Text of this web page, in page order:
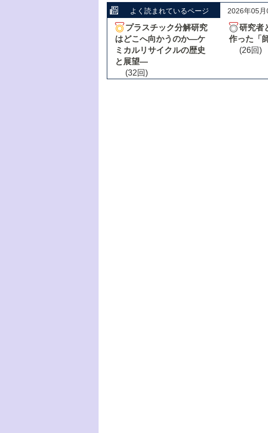
よく読まれているページ 2026年05
プラスチック分解研究
はどこへ向かうのか―ケ
ミカルリサイクルの歴史
と展望―
(32回)
研究者
作った「
(26回)